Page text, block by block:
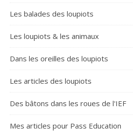
Les balades des loupiots
Les loupiots & les animaux
Dans les oreilles des loupiots
Les articles des loupiots
Des bâtons dans les roues de l'IEF
Mes articles pour Pass Education